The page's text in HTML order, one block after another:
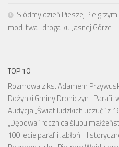
Siódmy dzień Pieszej
modlitwa i droga ku Jasnej Górze
TOP 10
Rozmowa z ks. Adamem
Dożynki Gminy Drohiczyn i Parafii
Audycja „Świat ludzkich uczuć” z
„Dębowa” rocznica ślubu
100 lecie parafii Jabłoń.